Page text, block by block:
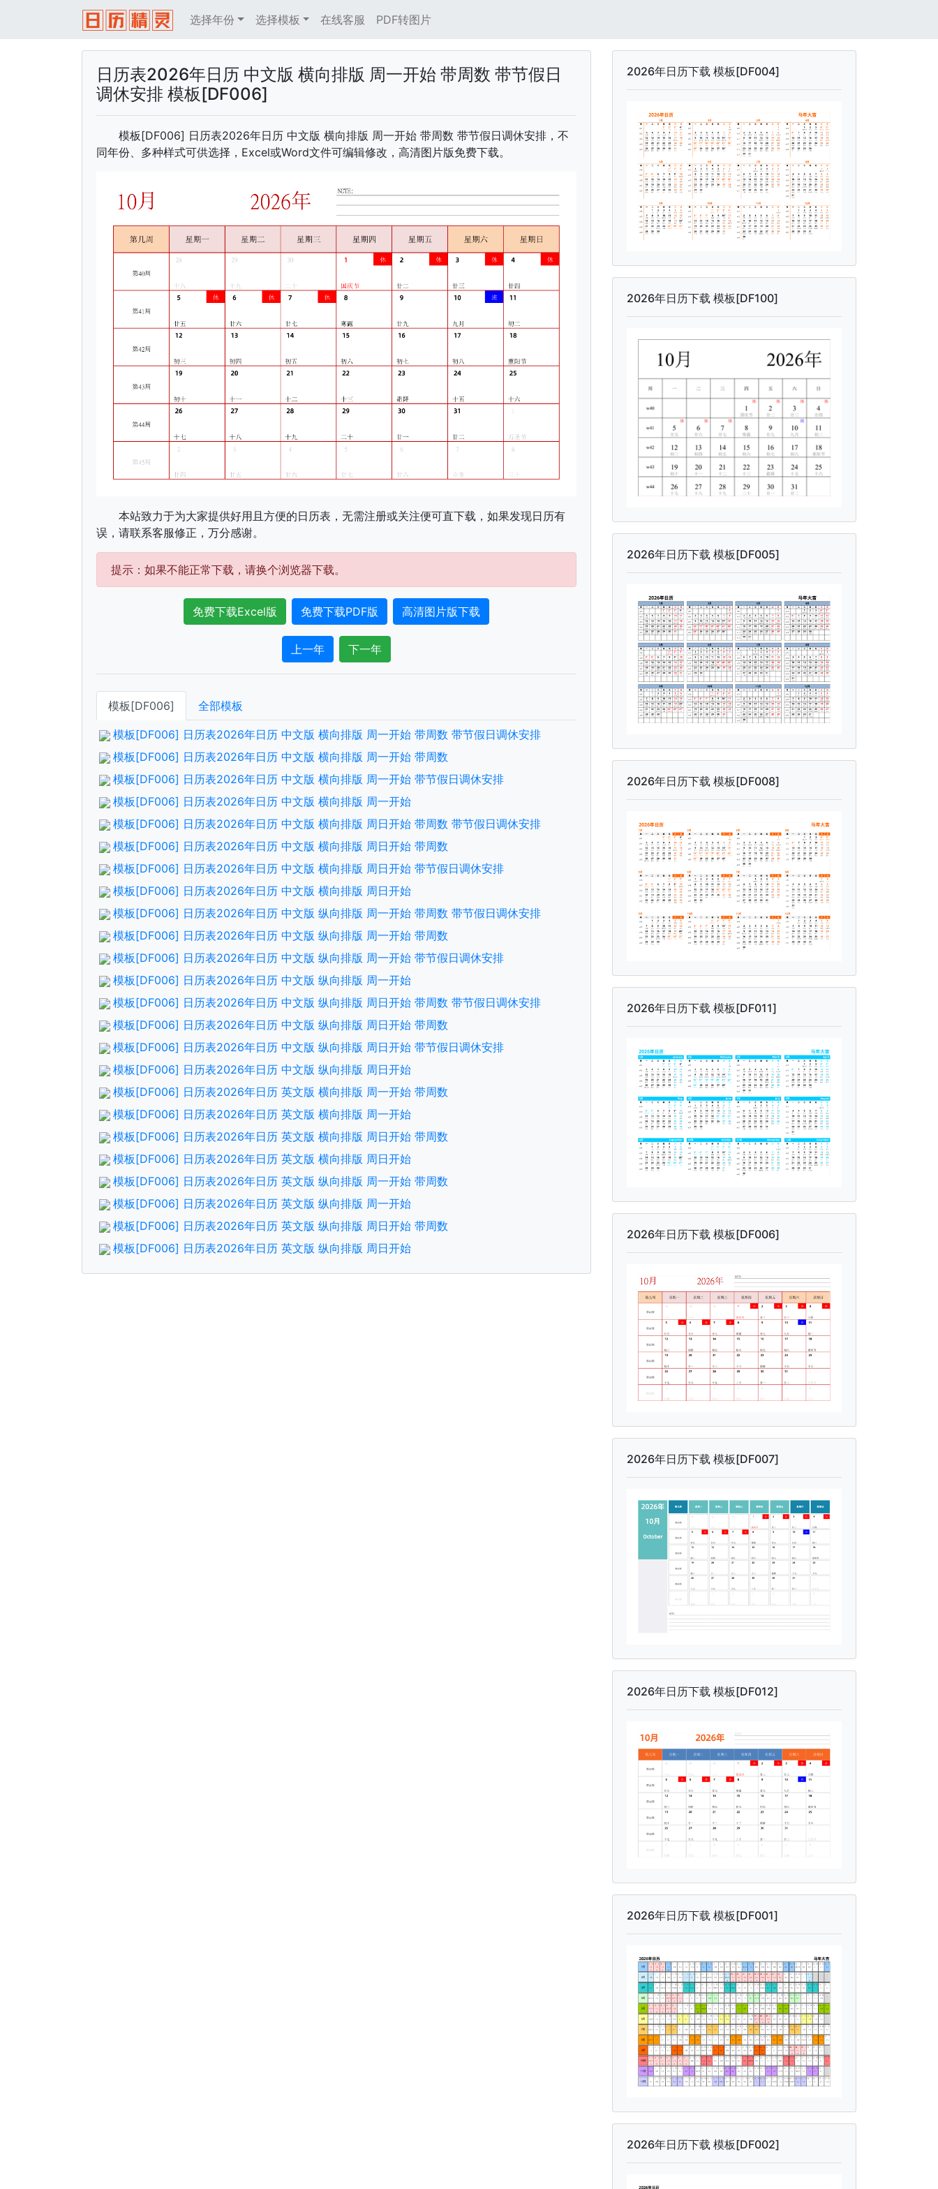
选择年份 选择模板 在线客服 PDF转图片
日历表2026年日历 中文版 横向排版 周一开始 带周数 带节假日
调休安排 模板[DF006]
模板[DF006] 日历表2026年日历 中文版 横向排版 周一开始 带周数 带节假日调休安排，不
同年份、多种样式可供选择，Excel或Word文件可编辑修改，高清图片版免费下载。
本站致力于为大家提供好用且方便的日历表，无需注册或关注便可直下载，如果发现日历有
误，请联系客服修正，万分感谢。
提示：如果不能正常下载，请换个浏览器下载。
免费下载Excel版 免费下载PDF版 高清图片版下载
上一年 下一年
模板[DF006] 全部模板
模板[DF006] 日历表2026年日历 中文版 横向排版 周一开始 带周数 带节假日调休安排
模板[DF006] 日历表2026年日历 中文版 横向排版 周一开始 带周数
模板[DF006] 日历表2026年日历 中文版 横向排版 周一开始 带节假日调休安排
模板[DF006] 日历表2026年日历 中文版 横向排版 周一开始
模板[DF006] 日历表2026年日历 中文版 横向排版 周日开始 带周数 带节假日调休安排
模板[DF006] 日历表2026年日历 中文版 横向排版 周日开始 带周数
模板[DF006] 日历表2026年日历 中文版 横向排版 周日开始 带节假日调休安排
模板[DF006] 日历表2026年日历 中文版 横向排版 周日开始
模板[DF006] 日历表2026年日历 中文版 纵向排版 周一开始 带周数 带节假日调休安排
模板[DF006] 日历表2026年日历 中文版 纵向排版 周一开始 带周数
模板[DF006] 日历表2026年日历 中文版 纵向排版 周一开始 带节假日调休安排
模板[DF006] 日历表2026年日历 中文版 纵向排版 周一开始
模板[DF006] 日历表2026年日历 中文版 纵向排版 周日开始 带周数 带节假日调休安排
模板[DF006] 日历表2026年日历 中文版 纵向排版 周日开始 带周数
模板[DF006] 日历表2026年日历 中文版 纵向排版 周日开始 带节假日调休安排
模板[DF006] 日历表2026年日历 中文版 纵向排版 周日开始
模板[DF006] 日历表2026年日历 英文版 横向排版 周一开始 带周数
模板[DF006] 日历表2026年日历 英文版 横向排版 周一开始
模板[DF006] 日历表2026年日历 英文版 横向排版 周日开始 带周数
模板[DF006] 日历表2026年日历 英文版 横向排版 周日开始
模板[DF006] 日历表2026年日历 英文版 纵向排版 周一开始 带周数
模板[DF006] 日历表2026年日历 英文版 纵向排版 周一开始
模板[DF006] 日历表2026年日历 英文版 纵向排版 周日开始 带周数
模板[DF006] 日历表2026年日历 英文版 纵向排版 周日开始
2026年日历下载 模板[DF004]
2026年日历下载 模板[DF100]
2026年日历下载 模板[DF005]
2026年日历下载 模板[DF008]
2026年日历下载 模板[DF011]
2026年日历下载 模板[DF006]
2026年日历下载 模板[DF007]
2026年日历下载 模板[DF012]
2026年日历下载 模板[DF001]
2026年日历下载 模板[DF002]